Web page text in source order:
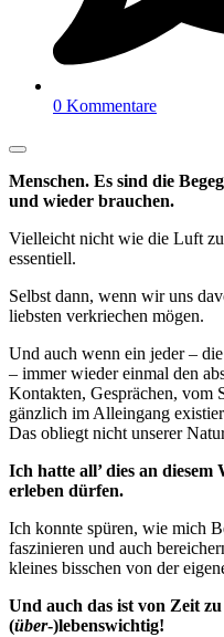
0 Kommentare
Menschen. Es sind die
und wieder brauchen.
Vielleicht nicht wie die Luft
essentiell.
Selbst dann, wenn wir uns
liebsten verkriechen mögen.
Und auch wenn ein jeder –
– immer wieder einmal den
Kontakten, Gesprächen, vom
gänzlich im Alleingang
Das obliegt nicht unserer
Ich hatte all’ dies an diesem
erleben dürfen.
Ich konnte spüren, wie mich
faszinieren und auch
kleines bisschen von der
Und auch das ist von Zeit
(über-)lebenswichtig!